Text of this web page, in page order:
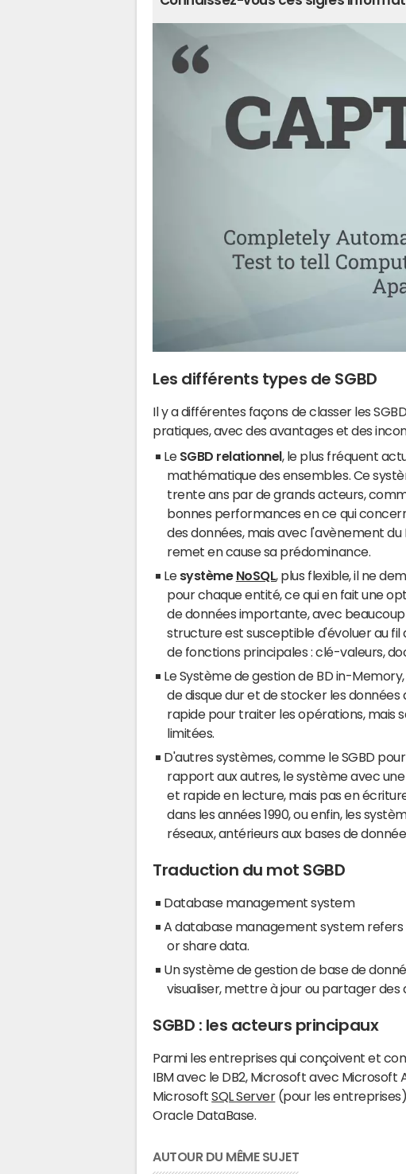
Les différents types de SGBD
Il y a différentes façons de classer les
pratiques, avec des avantages et des
Le SGBD relationnel, le plus fréquent
mathématique des ensembles. Ce
trente ans par de grands acteurs,
bonnes performances en ce qui
des données, mais avec l'avènement du
remet en cause sa prédominance.
Le système NoSQL, plus flexible, il ne
pour chaque entité, ce qui en fait une
de données importante, avec
structure est susceptible d'évoluer au
de fonctions principales : clé-valeurs,
Le Système de gestion de BD in-
de disque dur et de stocker les
rapide pour traiter les opérations, mais
limitées.
D'autres systèmes, comme le SGBD
rapport aux autres, le système avec
et rapide en lecture, mais pas en
dans les années 1990, ou enfin, les
réseaux, antérieurs aux bases de
Traduction du mot SGBD
Database management system
A database management system
or share data.
Un système de gestion de base de
visualiser, mettre à jour ou partager des
SGBD : les acteurs principaux
Parmi les entreprises qui conçoivent et
IBM avec le DB2, Microsoft avec
MicrosoftSQL Server(pour les
Oracle DataBase.
AUTOUR DU MÊME SUJET